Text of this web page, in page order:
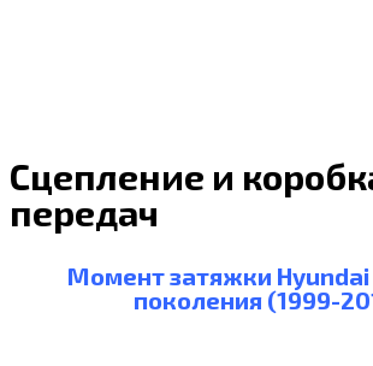
Сцепление и
передач
Момент затяжки Hyundai
поколения (1999-